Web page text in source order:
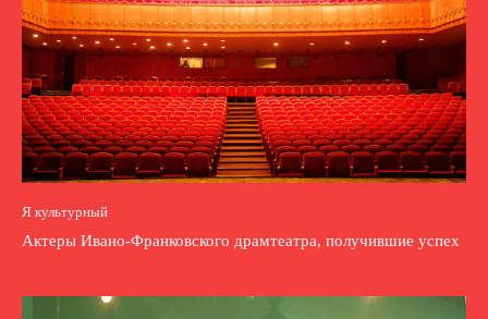
Я культурный
Актеры Ивано-Франковского драмтеатра, получившие успех